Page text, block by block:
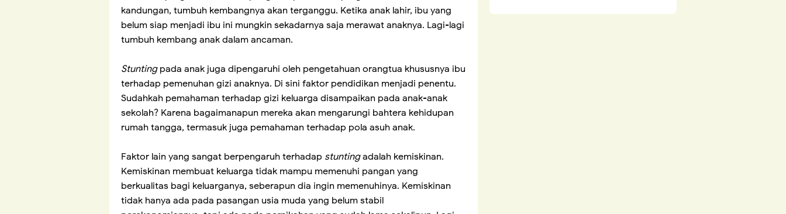
kandungan, tumbuh kembangnya akan terganggu. Ketika anak lahir, ibu yang
belum siap menjadi ibu ini mungkin sekadarnya saja merawat anaknya. Lagi-lagi
tumbuh kembang anak dalam ancaman.
Stunting pada anak juga dipengaruhi oleh pengetahuan orangtua khususnya ibu
terhadap pemenuhan gizi anaknya. Di sini faktor pendidikan menjadi penentu.
Sudahkah pemahaman terhadap gizi keluarga disampaikan pada anak-anak
sekolah? Karena bagaimanapun mereka akan mengarungi bahtera kehidupan
rumah tangga, termasuk juga pemahaman terhadap pola asuh anak.
Faktor lain yang sangat berpengaruh terhadap stuntingadalah kemiskinan.
Kemiskinan membuat keluarga tidak mampu memenuhi pangan yang
berkualitas bagi keluarganya, seberapun dia ingin memenuhinya. Kemiskinan
tidak hanya ada pada pasangan usia muda yang belum stabil